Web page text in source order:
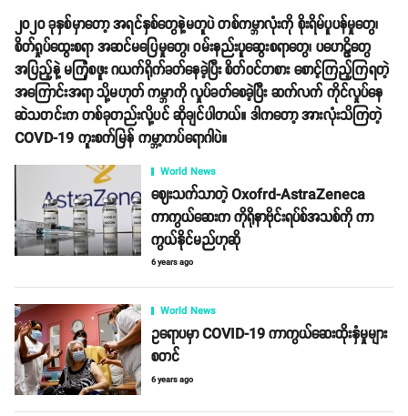
၂၀၂၀ ခုနှစ်မှာတော့ အရင်နှစ်တွေနဲ့မတူပဲ တစ်ကမ္ဘာလုံးကို စိုးရိမ်ပူပန်မှုတွေ၊
စိတ်ရှုပ်ထွေးစရာ အဆင်မပြေမှုတွေ၊ ဝမ်းနည်းပူဆွေးစရာတွေ၊ ပဟေဠိတွေ
အပြည့်နဲ့ မကြုံစဖူး ဂယက်ရိုက်ခတ်နေခဲ့ပြီး စိတ်ဝင်တစား စောင့်ကြည့်ကြရတဲ့
အကြောင်းအရာ သို့မဟုတ် ကမ္ဘာကို လှုပ်ခတ်စေခဲ့ပြီး ဆက်လက် ကိုင်လှုပ်နေ
ဆဲသတင်းက တစ်ခုတည်းလို့ပင် ဆိုချင်ပါတယ်။ ဒါကတော့ အားလုံးသိကြတဲ့
COVD-19 ကူးစက်မြန် ကမ္ဘာ့ကပ်ရောဂါပဲ။
World News
ဈေးသက်သာတဲ့ Oxofrd-AstraZeneca
ကာကွယ်ဆေးက ကိုရိုနာဗိုင်းရပ်စ်အသစ်ကို ကာ
ကွယ်နိုင်မည်ဟုဆို
6 years ago
World News
ဥရောပမှာ COVID-19 ကာကွယ်ဆေးထိုးနှံမှုများ
စတင်
6 years ago